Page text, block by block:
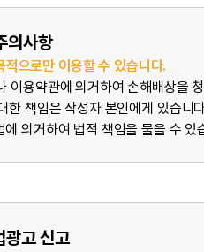
의사항
으로만 이용할 수 있습니다.
이용약관에 의거하여 손해배상을
한 책임은 작성자 본인에게 있습니
의거하여 법적 책임을 물을 수 있
광고 신고